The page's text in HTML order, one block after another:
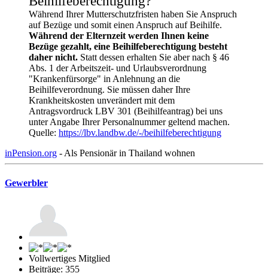
Während Ihrer Mutterschutzfristen haben Sie Anspruch
auf Bezüge und somit einen Anspruch auf Beihilfe.
Während der Elternzeit werden Ihnen keine
Bezüge gezahlt, eine Beihilfeberechtigung besteht
daher nicht. Statt dessen erhalten Sie aber nach § 46
Abs. 1 der Arbeitszeit- und Urlaubsverordnung
"Krankenfürsorge" in Anlehnung an die
Beihilfeverordnung. Sie müssen daher Ihre
Krankheitskosten unverändert mit dem
Antragsvordruck LBV 301 (Beihilfeantrag) bei uns
unter Angabe Ihrer Personalnummer geltend machen.
Quelle: https://lbv.landbw.de/-/beihilfeberechtigung
inPension.org - Als Pensionär in Thailand wohnen
Gewerbler
Vollwertiges Mitglied
Beiträge: 355